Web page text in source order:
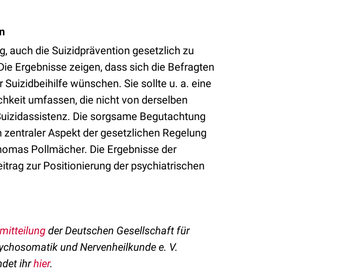
auch die Suizidprävention gesetzlich zu
Ergebnisse zeigen, dass sich die Befragten
Suizidbeihilfe wünschen. Sie sollte u. a. eine
umfassen, die nicht von derselben
Die sorgsame Begutachtung
Aspekt der gesetzlichen Regelung
Pollmächer. Die Ergebnisse der
zur Positionierung der psychiatrischen
der Deutschen Gesellschaft für
und Nervenheilkunde e. V.
ihrhier.